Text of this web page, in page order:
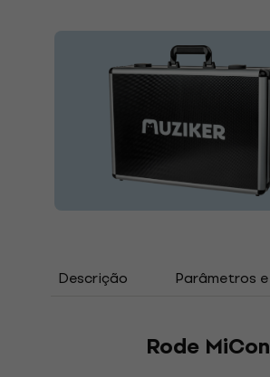
Descrição Parâmetros
Rode